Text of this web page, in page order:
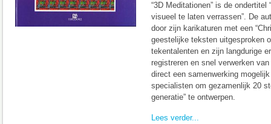
“3D Meditationen” is de
visueel te laten verrassen”. De
door zijn karikaturen met een
geestelijke teksten uitgesproken
tekentalenten en zijn langdurige
registreren en snel verwerken
direct een samenwerking
specialisten om gezamenlijk 20
generatie” te ontwerpen.
Lees verder...